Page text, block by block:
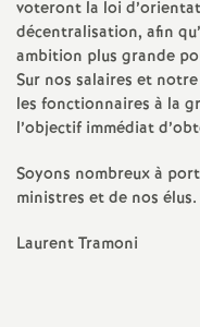
voteront la loi
décentralisation, afin
ambition plus grande
Sur nos salaires et
les fonctionnaires à la
l’objectif immédiat
Soyons nombreux à
ministres et de nos élus.
Laurent Tramoni